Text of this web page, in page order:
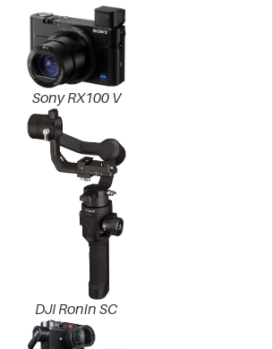
Sony RX100 V
DJI Ronin SC